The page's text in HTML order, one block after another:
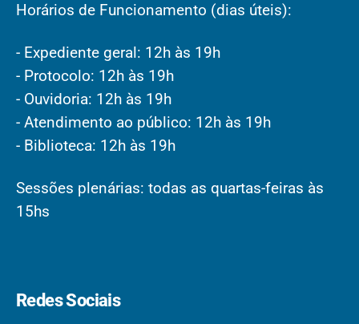
Horários de Funcionamento (dias úteis):
- Expediente geral: 12h às 19h
- Protocolo: 12h às 19h
- Ouvidoria: 12h às 19h
- Atendimento ao público: 12h às 19h
- Biblioteca: 12h às 19h
Sessões plenárias: todas as quartas-feiras às
15hs
Redes Sociais